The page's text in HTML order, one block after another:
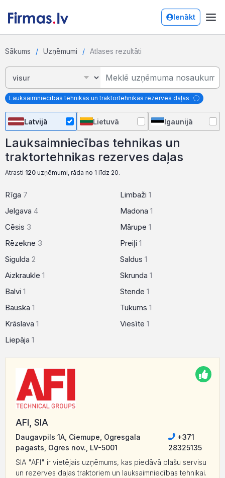
Ienākt
Sākums Uzņēmumi Atlases rezultāti
Lauksaimniecības tehnikas un traktortehnikas rezerves daļas
Latvijā Lietuvā Igaunijā
Lauksaimniecības tehnikas un
traktortehnikas rezerves daļas
Atrasti 120 uzņēmumi, rāda no 1 līdz 20.
Rīga 7
Jelgava 4
Cēsis 3
Rēzekne 3
Sigulda 2
Aizkraukle 1
Balvi 1
Bauska 1
Krāslava 1
Liepāja 1
Limbaži 1
Madona 1
Mārupe 1
Preiļi 1
Saldus 1
Skrunda 1
Stende 1
Tukums 1
Viesīte 1
AFI, SIA
Daugavpils 1A, Ciemupe, Ogresgala
pagasts, Ogres nov., LV-5001
+371
28325135
SIA "AFI" ir vietējais uzņēmums, kas piedāvā plašu servisu
un rezerves daļas traktoriem un lauksaimniecības tehnikai.